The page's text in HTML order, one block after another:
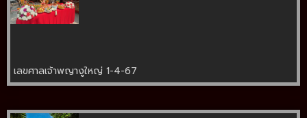
เลขศาลเจ้าพญางูใหญ่ 1-4-67